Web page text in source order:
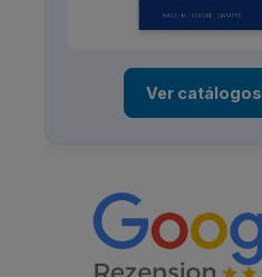
Ver catálogos